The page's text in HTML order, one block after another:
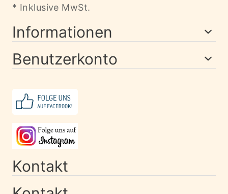
* Inklusive MwSt.
Informationen
Benutzerkonto
Kontakt